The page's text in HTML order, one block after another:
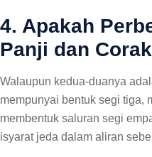
4. Apakah
Panji dan
Walaupun kedua-duanya
mempunyai bentuk segi tiga,
membentuk saluran segi
isyarat jeda dalam aliran